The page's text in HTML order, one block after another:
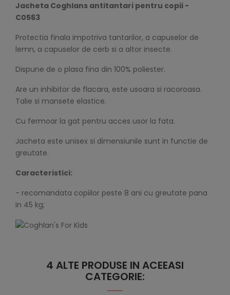
Jacheta Coghlans antitantari pentru copii -
C0563
Protectia finala impotriva tantarilor, a capuselor de
lemn, a capuselor de cerb si a altor insecte.
Dispune de o plasa fina din 100% poliester.
Are un inhibitor de flacara, este usoara si racoroasa.
Talie si mansete elastice.
Cu fermoar la gat pentru acces usor la fata.
Jacheta este unisex si dimensiunile sunt in functie de
greutate.
Caracteristici:
- recomandata copiilor peste 8 ani cu greutate pana
in 45 kg;
4 ALTE PRODUSE IN ACEEASI
CATEGORIE: